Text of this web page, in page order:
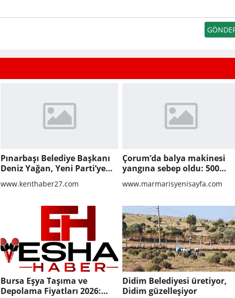
Pınarbaşı Belediye Başkanı
Deniz Yağan, Yeni Parti’ye
geçti
www.kenthaber27.com
Çorum’da balya makinesi
yangına sebep oldu: 500
dönüm anız küle döndü
www.marmarisyenisayfa.com
Bursa Eşya Taşıma ve
Depolama Fiyatları 2026:
Didim Belediyesi üretiyor,
Didim güzelleşiyor